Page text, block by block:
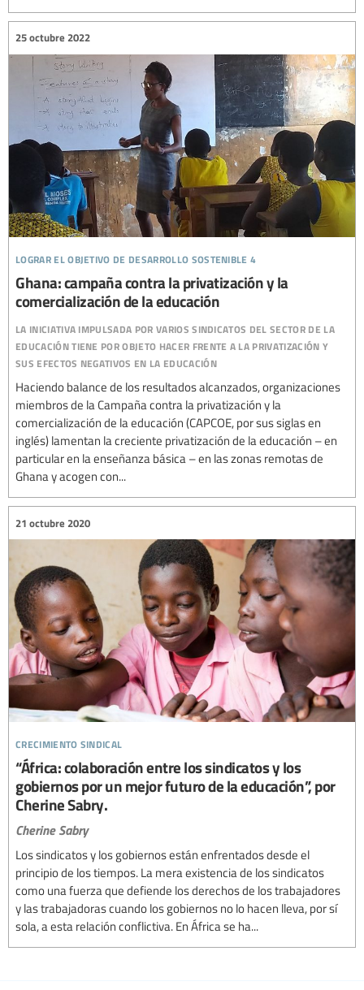
lograr el objetivo de desarrollo sostenible 4
25 octubre 2022
Ghana: campaña contra la privatización y la
comercialización de la educación
la iniciativa impulsada por varios sindicatos del sector de la
educación tiene por objeto hacer frente a la privatización y
sus efectos negativos en la educación
Haciendo balance de los resultados alcanzados, organizaciones
miembros de la Campaña contra la privatización y la
comercialización de la educación (CAPCOE, por sus siglas en
inglés) lamentan la creciente privatización de la educación – en
particular en la enseñanza básica – en las zonas remotas de
Ghana y acogen con...
crecimiento sindical
21 octubre 2020
“África: colaboración entre los sindicatos y los
gobiernos por un mejor futuro de la educación”, por
Cherine Sabry.
Cherine Sabry
Los sindicatos y los gobiernos están enfrentados desde el
principio de los tiempos. La mera existencia de los sindicatos
como una fuerza que defiende los derechos de los trabajadores
y las trabajadoras cuando los gobiernos no lo hacen lleva, por sí
sola, a esta relación conflictiva. En África se ha...